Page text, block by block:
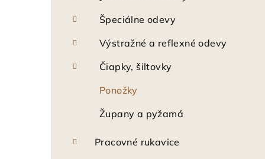
Špeciálne odevy
Výstražné a reflexné odevy
Čiapky, šiltovky
Ponožky
Župany a pyžamá
Pracovné rukavice